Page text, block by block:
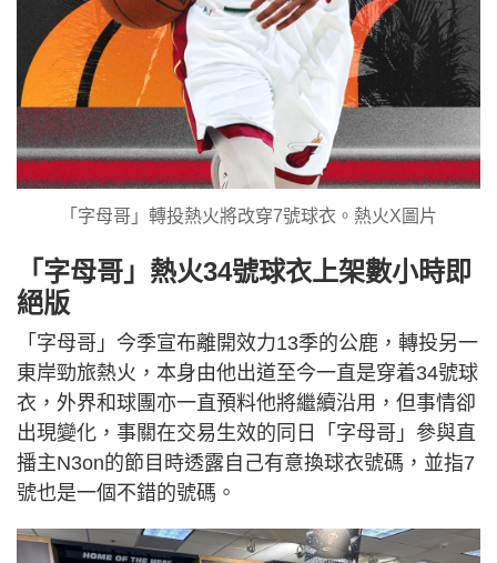
「字母哥」轉投熱火將改穿7號球衣。熱火X圖片
「字母哥」熱火34號球衣上架數小時即
絕版
「字母哥」今季宣布離開效力13季的公鹿，轉投另一
東岸勁旅熱火，本身由他出道至今一直是穿着34號球
衣，外界和球團亦一直預料他將繼續沿用，但事情卻
出現變化，事關在交易生效的同日「字母哥」參與直
播主N3on的節目時透露自己有意換球衣號碼，並指7
號也是一個不錯的號碼。